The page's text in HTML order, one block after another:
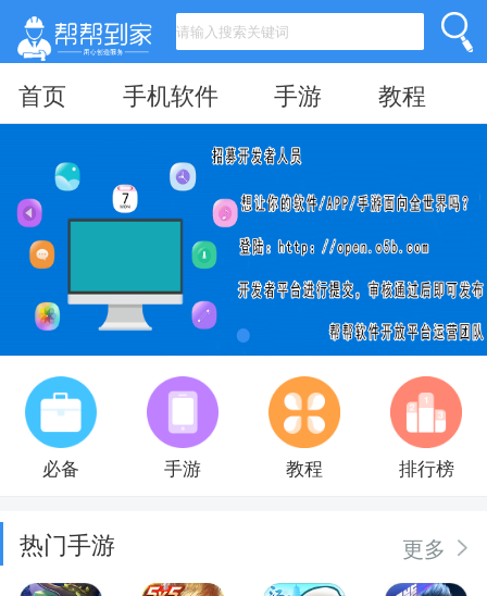
首页 手机软件 手游 教程
必备 手游 教程 排行榜
热门手游 更多